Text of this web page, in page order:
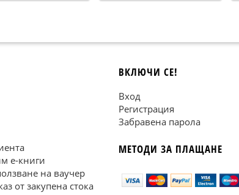
е-книги
на ваучер
от закупена стока
ВКЛЮЧИ СЕ!
Вход
Регистрация
Забравена парола
МЕТОДИ ЗА ПЛАЩАНЕ